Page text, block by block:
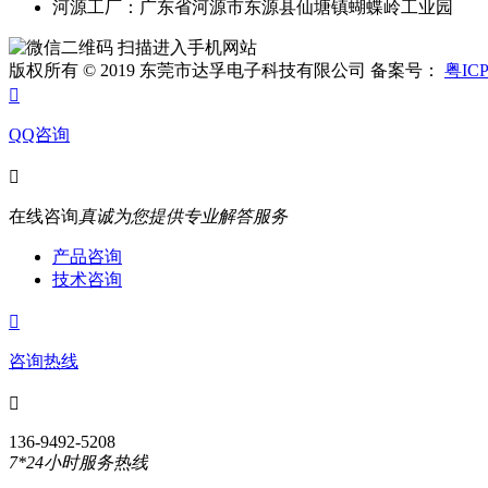
河源工厂：广东省河源市东源县仙塘镇蝴蝶岭工业园
扫描进入手机网站
版权所有 © 2019 东莞市达孚电子科技有限公司 备案号： 粤

QQ咨询

在线咨询真诚为您提供专业解答服务
产品咨询
技术咨询

咨询热线

136-9492-5208
7*24小时服务热线